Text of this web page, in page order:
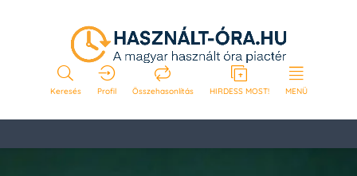
Keresés Profil Összehasonlítás HIRDESS MOST! MENÜ